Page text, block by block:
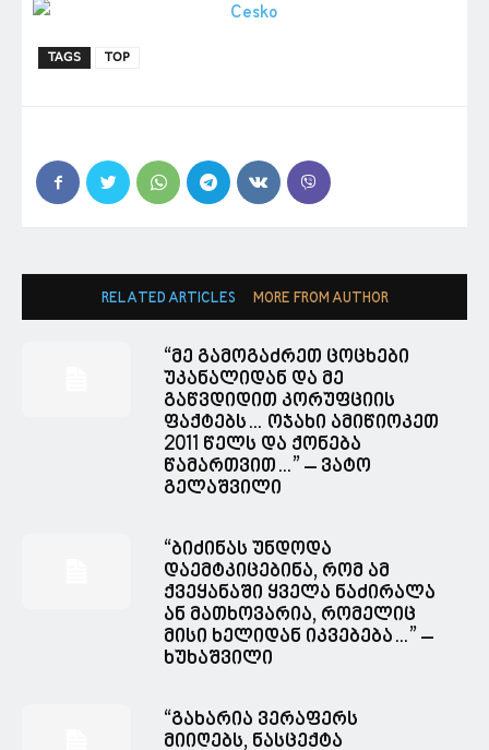
TAGS TOP
RELATED ARTICLES MORE FROM AUTHOR
“მე გამოგაძრეთ ცოცხები
უკანალიდან და მე
გაწვდიდით კორუფციის
ფაქტებს… ოჯახი ამიწიოკეთ
2011 წელს და ქონება
წამართვით…” – ვატო
გელაშვილი
“ბიძინას უნდოდა
დაემტკიცებინა, რომ ამ
ქვეყანაში ყველა ნაძირალა
ან მათხოვარია, რომელიც
მისი ხელიდან იკვებება…” –
ხუხაშვილი
“გახარია ვერაფერს
მიიღებს, ნასცექტა